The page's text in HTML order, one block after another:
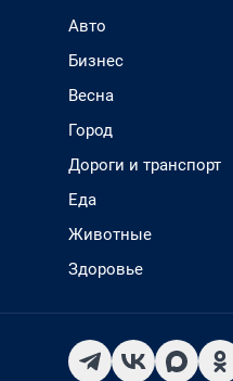
Авто
Бизнес
Весна
Город
Дороги и транспорт
Еда
Животные
Здоровье